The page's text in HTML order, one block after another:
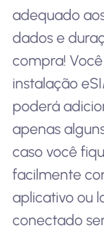
adequado
dados e
compra!
instalação
poderá
apenas
caso você
facilmente
aplicativo ou
conectado